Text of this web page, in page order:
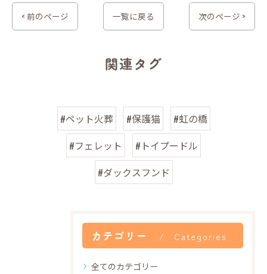
< 前のページ 一覧に戻る 次のページ >
関連タグ
#ペット火葬 #保護猫
#虹の橋
#フェレット
#トイプードル
#ダックスフンド
カテゴリー Categories
全てのカテゴリー